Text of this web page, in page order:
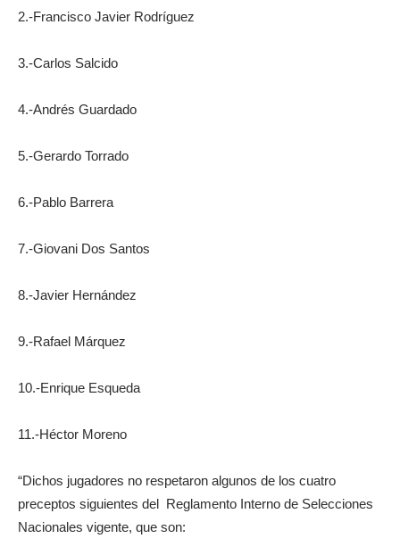
2.-Francisco Javier Rodríguez
3.-Carlos Salcido
4.-Andrés Guardado
5.-Gerardo Torrado
6.-Pablo Barrera
7.-Giovani Dos Santos
8.-Javier Hernández
9.-Rafael Márquez
10.-Enrique Esqueda
11.-Héctor Moreno
“Dichos jugadores no respetaron algunos de los cuatro
preceptos siguientes del Reglamento Interno de Selecciones
Nacionales vigente, que son: